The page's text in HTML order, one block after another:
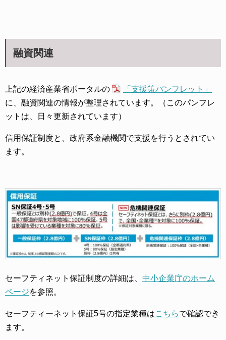
融資関連
上記の経済産業省ポータルの
「支援策パンフレット」
に、融資関連の情報が整理されています。（このパンフレ
ットは、日々更新されています）
信用保証制度と、政府系金融機関で支援を行うとされてい
ます。
セーフティネット保証制度の詳細は、 中小企業庁のホーム
ページを参照。
セーフティーネット保証5号の指定業種はこちらで確認でき
ます。